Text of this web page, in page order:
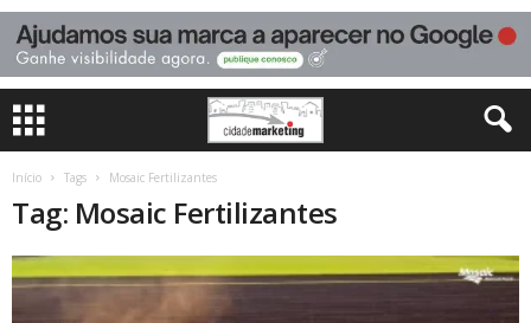
Início Tags Mosaic Fertilizantes
Tag: Mosaic Fertilizantes